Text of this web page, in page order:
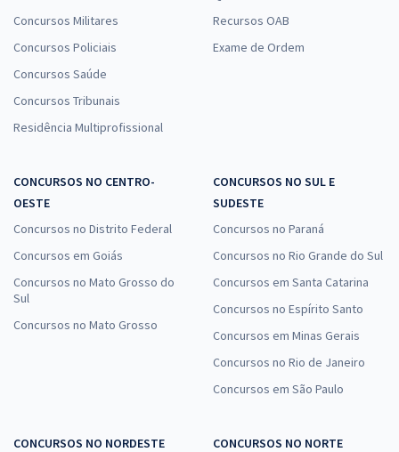
Concursos Militares
Concursos Policiais
Concursos Saúde
Concursos Tribunais
Residência Multiprofissional
Recursos OAB
Exame de Ordem
CONCURSOS NO CENTRO-
OESTE
Concursos no Distrito Federal
Concursos em Goiás
Concursos no Mato Grosso do
Sul
Concursos no Mato Grosso
CONCURSOS NO SUL E
SUDESTE
Concursos no Paraná
Concursos no Rio Grande do Sul
Concursos em Santa Catarina
Concursos no Espírito Santo
Concursos em Minas Gerais
Concursos no Rio de Janeiro
Concursos em São Paulo
CONCURSOS NO NORDESTE
CONCURSOS NO NORTE